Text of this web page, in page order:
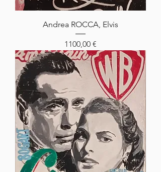
Andrea ROCCA, Elvis
Prezzo
1100,00 €